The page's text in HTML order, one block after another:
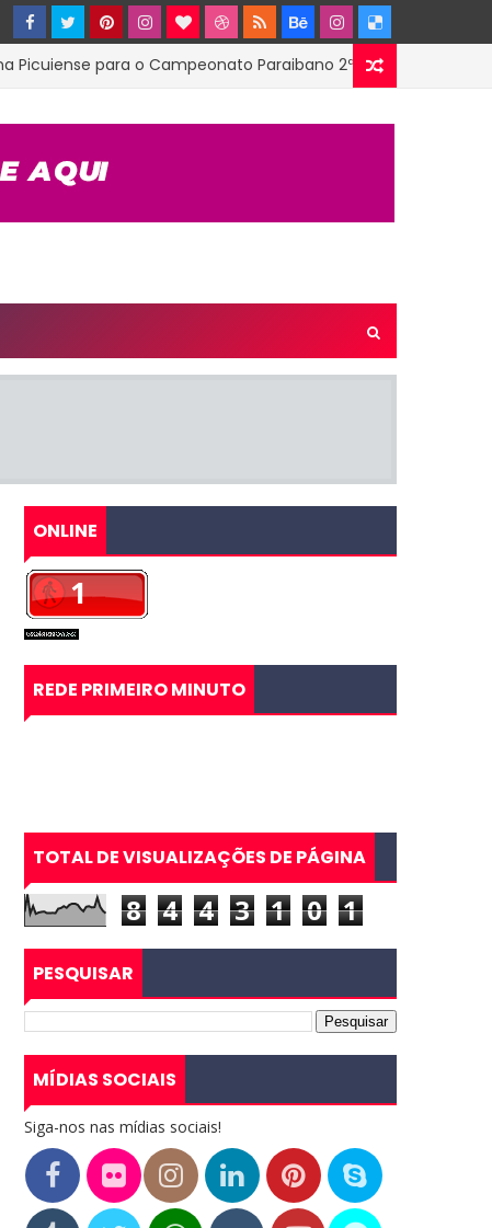
para o Campeonato Paraibano 2ª Divisão
ONLINE
REDE PRIMEIRO MINUTO
TOTAL DE VISUALIZAÇÕES DE PÁGINA
8 4 4 3 1 0 1
PESQUISAR
MÍDIAS SOCIAIS
Siga-nos nas mídias sociais!